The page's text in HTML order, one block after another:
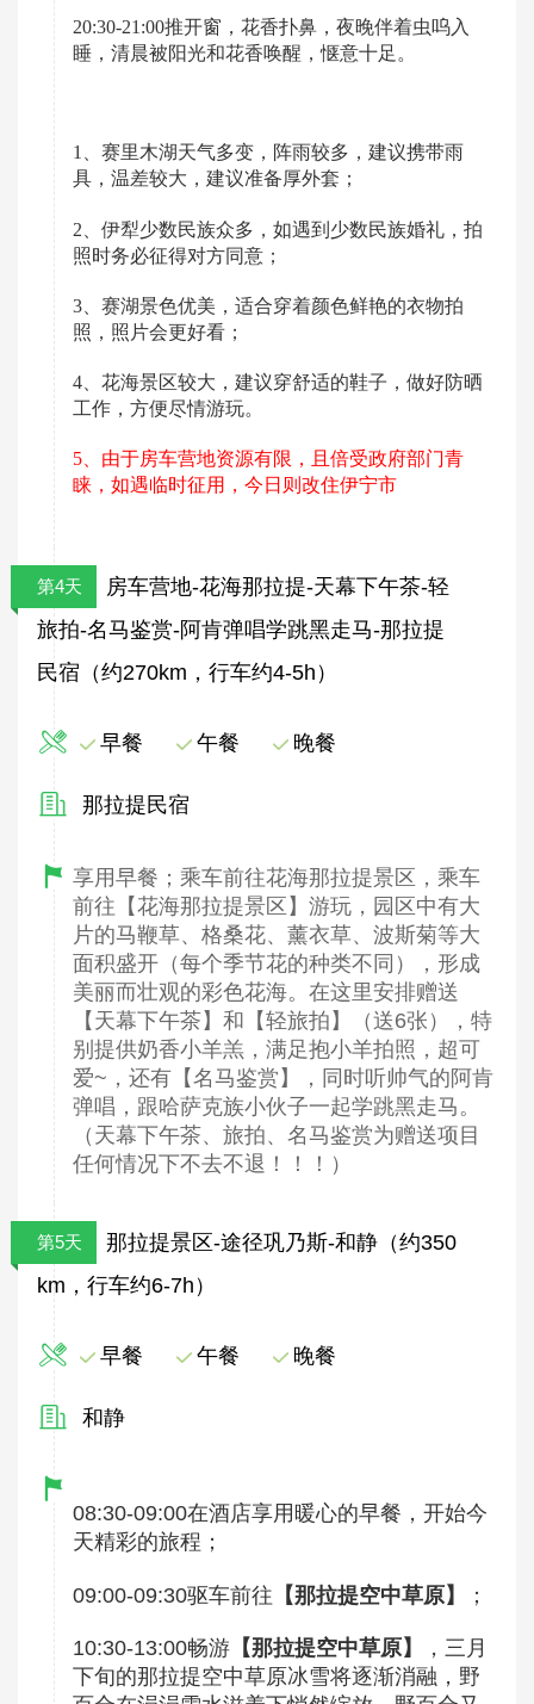
20:30-21:00推开窗，花香扑鼻，夜晚伴着虫呜入
睡，清晨被阳光和花香唤醒，惬意十足。
1、赛里木湖天气多变，阵雨较多，建议携带雨
具，温差较大，建议准备厚外套；
2、伊犁少数民族众多，如遇到少数民族婚礼，拍
照时务必征得对方同意；
3、赛湖景色优美，适合穿着颜色鲜艳的衣物拍
照，照片会更好看；
4、花海景区较大，建议穿舒适的鞋子，做好防晒
工作，方便尽情游玩。
5、由于房车营地资源有限，且倍受政府部门青
睐，如遇临时征用，今日则改住伊宁市
第4天
房车营地-花海那拉提-天幕下午茶-轻
旅拍-名马鉴赏-阿肯弹唱学跳黑走马-那拉提
民宿（约270km，行车约4-5h）
早餐 午餐 晚餐
那拉提民宿
享用早餐；乘车前往花海那拉提景区，乘车
前往【花海那拉提景区】游玩，园区中有大
片的马鞭草、格桑花、薰衣草、波斯菊等大
面积盛开（每个季节花的种类不同），形成
美丽而壮观的彩色花海。在这里安排赠送
【天幕下午茶】和【轻旅拍】（送6张），特
别提供奶香小羊羔，满足抱小羊拍照，超可
爱~，还有【名马鉴赏】，同时听帅气的阿肯
弹唱，跟哈萨克族小伙子一起学跳黑走马。
（天幕下午茶、旅拍、名马鉴赏为赠送项目
任何情况下不去不退！！！）
第5天
那拉提景区-途径巩乃斯-和静（约350
km，行车约6-7h）
早餐 午餐 晚餐
和静
08:30-09:00在酒店享用暖心的早餐，开始今
天精彩的旅程；
09:00-09:30驱车前往 【那拉提空中草原】 ；
10:30-13:00畅游 【那拉提空中草原】
，三月
下旬的那拉提空中草原冰雪将逐渐消融，野